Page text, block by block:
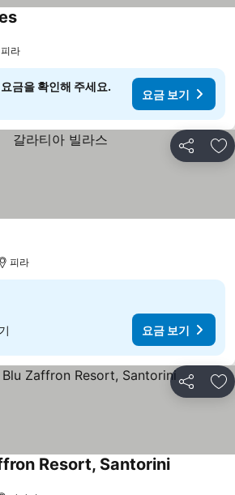
피라
금을 확인해 주세요.
요금 보기
공유 즐
피라
요금 보기
공유 즐
Resort, Santorini